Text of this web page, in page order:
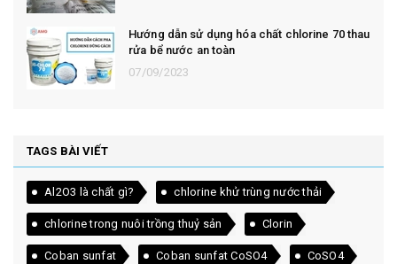
Hướng dẫn sử dụng hóa chất chlorine 70 thau
rửa bể nước an toàn
07/09/2023
TAGS BÀI VIẾT
Al2O3 là chất gì? chlorine khử trùng nước thải
chlorine trong nuôi trồng thuỷ sản Clorin
Coban sunfat Coban sunfat CoSO4 CoSO4